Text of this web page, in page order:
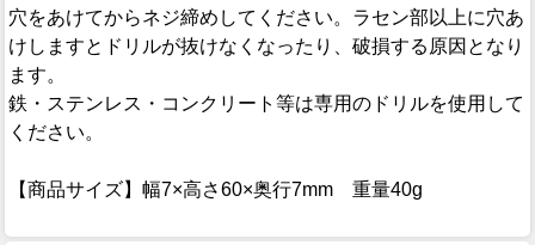
穴をあけてからネジ締めしてください。ラセン部以上に穴あ
けしますとドリルが抜けなくなったり、破損する原因となり
ます。
鉄・ステンレス・コンクリート等は専用のドリルを使用して
ください。
【商品サイズ】幅7×高さ60×奥行7mm 重量40g